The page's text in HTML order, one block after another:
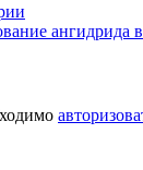
ангидрида